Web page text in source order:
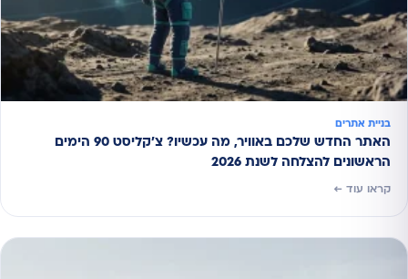
בניית אתרים
האתר החדש שלכם באוויר, מה עכשיו? צ'קליסט 90 הימים
הראשונים להצלחה לשנת 2026
קראו עוד ←